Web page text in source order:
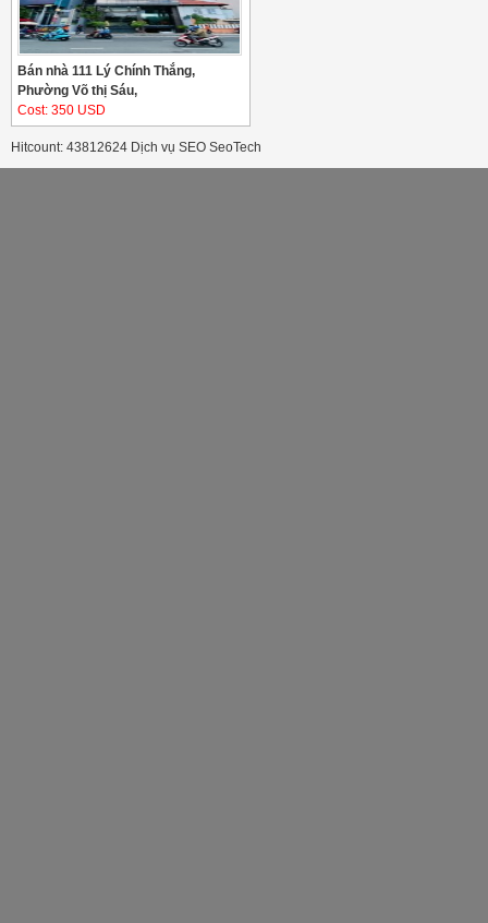
Bán nhà 111 Lý Chính Thắng,
Phường Võ thị Sáu,
Cost: 350 USD
Hitcount: 43812624 Dịch vụ SEO SeoTech